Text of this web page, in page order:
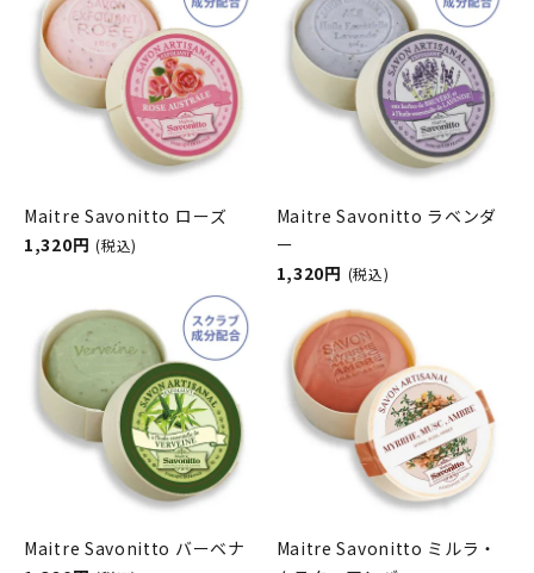
Maitre Savonitto ローズ
1,320円 (税込)
Maitre Savonitto ラベンダ
ー
1,320円 (税込)
Maitre Savonitto バーベナ
Maitre Savonitto ミルラ・